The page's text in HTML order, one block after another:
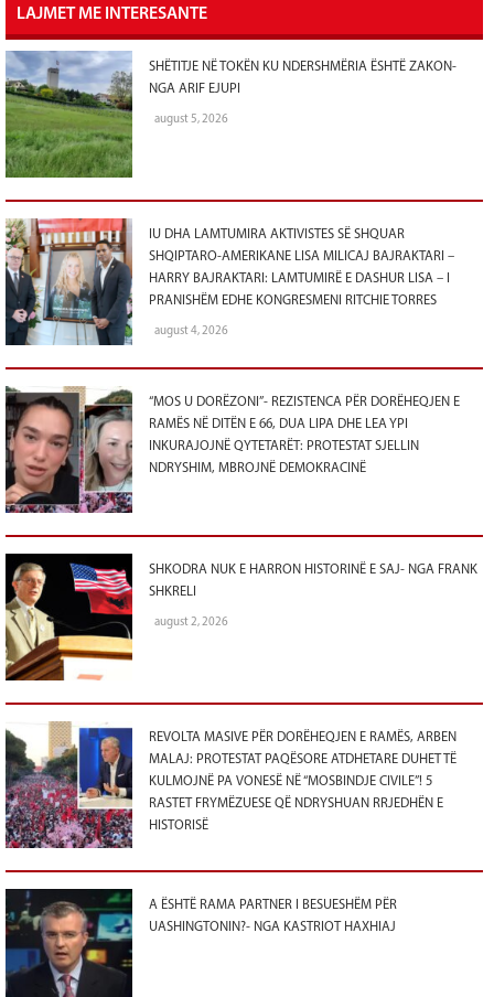
LAJMET ME INTERESANTE
SHËTITJE NË TOKËN KU NDERSHMËRIA ËSHTË ZAKON-
NGA ARIF EJUPI
august 5, 2026
IU DHA LAMTUMIRA AKTIVISTES SË SHQUAR
SHQIPTARO-AMERIKANE LISA MILICAJ BAJRAKTARI –
HARRY BAJRAKTARI: LAMTUMIRË E DASHUR LISA – I
PRANISHËM EDHE KONGRESMENI RITCHIE TORRES
august 4, 2026
“MOS U DORËZONI”- REZISTENCA PËR DORËHEQJEN E
RAMËS NË DITËN E 66, DUA LIPA DHE LEA YPI
INKURAJOJNË QYTETARËT: PROTESTAT SJELLIN
NDRYSHIM, MBROJNË DEMOKRACINË
SHKODRA NUK E HARRON HISTORINË E SAJ- NGA FRANK
SHKRELI
august 2, 2026
REVOLTA MASIVE PËR DORËHEQJEN E RAMËS, ARBEN
MALAJ: PROTESTAT PAQËSORE ATDHETARE DUHET TË
KULMOJNË PA VONESË NË “MOSBINDJE CIVILE”! 5
RASTET FRYMËZUESE QË NDRYSHUAN RRJEDHËN E
HISTORISË
A ËSHTË RAMA PARTNER I BESUESHËM PËR
UASHINGTONIN?- NGA KASTRIOT HAXHIAJ